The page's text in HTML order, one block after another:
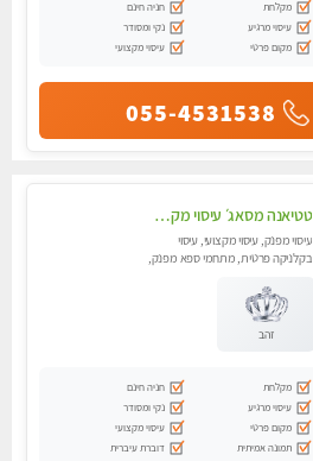
מקלחת
חניה חינם
עיסוי מרגיע
נקי ומסודר
מקום פרטי
עיסוי מקצועי
055-4531538
טטיאנה מסאג׳ עיסוי מקצועי בבת ים :054-3577687
עיסוי מפנק, עיסוי מקצועי, עיסוי
בקלניקה פרטית, מתחמי ספא מפנק,
זהב
מקלחת
חניה חינם
עיסוי מרגיע
נקי ומסודר
מקום פרטי
עיסוי מקצועי
תמונה אמיתית
דוברת עיברית